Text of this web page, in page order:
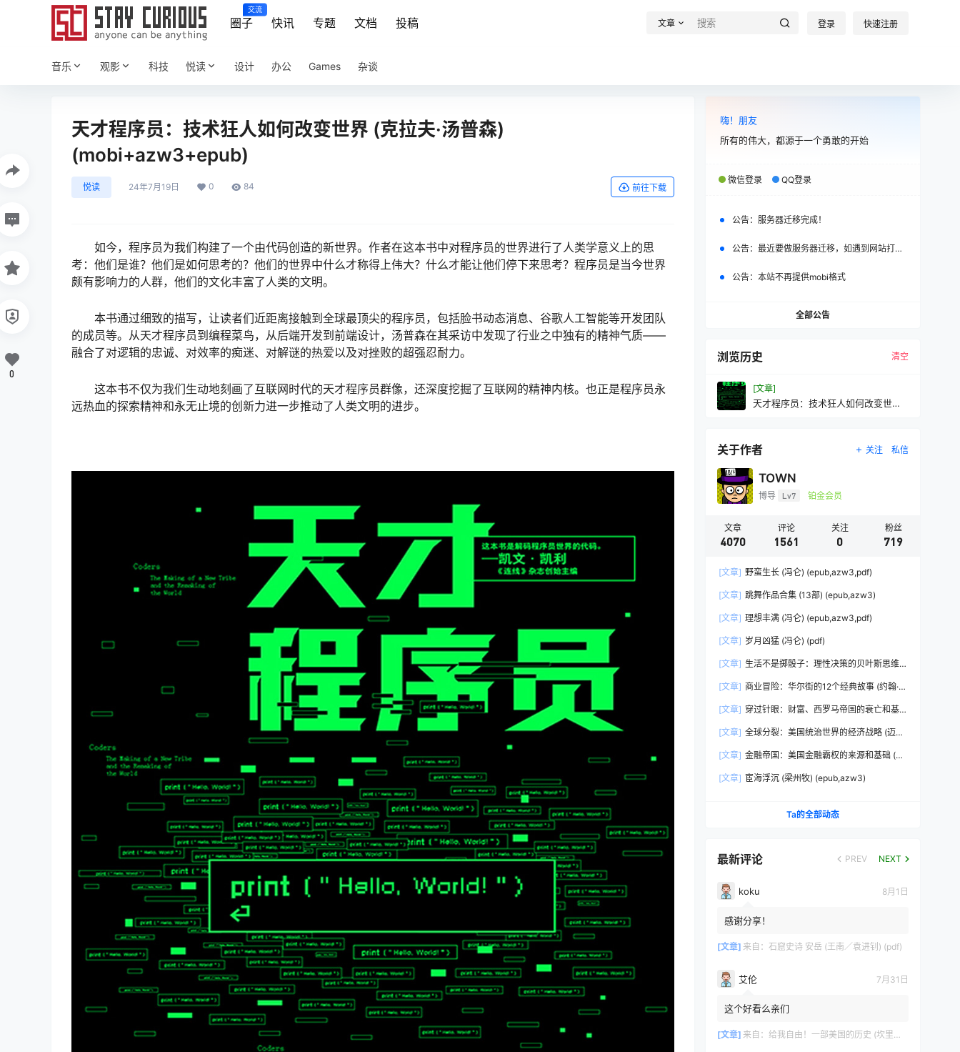
圈子
交流
快讯 专题 文档 投稿 文章 登录 快速注册
音乐 观影 科技 悦读 设计 办公 Games 杂谈
天才程序员：技术狂人如何改变世界 (克拉夫·汤普森)
(mobi+azw3+epub)
悦读 24年7月19日 0 84 前往下载
如今，程序员为我们构建了一个由代码创造的新世界。作者在这本书中对程序员的世界进行了人类学意义上的思
考：他们是谁？他们是如何思考的？他们的世界中什么才称得上伟大？什么才能让他们停下来思考？程序员是当今世界
颇有影响力的人群，他们的文化丰富了人类的文明。
本书通过细致的描写，让读者们近距离接触到全球最顶尖的程序员，包括脸书动态消息、谷歌人工智能等开发团队
的成员等。从天才程序员到编程菜鸟，从后端开发到前端设计，汤普森在其采访中发现了行业之中独有的精神气质——
融合了对逻辑的忠诚、对效率的痴迷、对解谜的热爱以及对挫败的超强忍耐力。
这本书不仅为我们生动地刻画了互联网时代的天才程序员群像，还深度挖掘了互联网的精神内核。也正是程序员永
远热血的探索精神和永无止境的创新力进一步推动了人类文明的进步。
0
嗨！朋友
所有的伟大，都源于一个勇敢的开始
微信登录 QQ登录
公告： 服务器迁移完成！
公告： 最近要做服务器迁移，如遇到网站打不开，请改日再试。
公告： 本站不再提供mobi格式
全部公告
浏览历史 清空
[文章]
天才程序员：技术狂人如何改变世界
关于作者 关注 私信
TOWN
博导 Lv7 铂金会员
文章
4070
评论
1561
关注
0
粉丝
719
[文章] 野蛮生长 (冯仑) (epub,azw3,pdf)
[文章] 跳舞作品合集 (13部) (epub,azw3)
[文章] 理想丰满 (冯仑) (epub,azw3,pdf)
[文章] 岁月凶猛 (冯仑) (pdf)
[文章] 生活不是掷骰子：理性决策的贝叶斯思维
[文章] 商业冒险：华尔街的12个经典故事 (约翰·布
[文章] 穿过针眼：财富、西罗马帝国的衰亡和基
(epub,azw3,pdf)
[文章] 全球分裂：美国统治世界的经济战略 (迈克
[文章] 金融帝国：美国金融霸权的来源和基础 (迈
[文章] 宦海浮沉 (梁州牧) (epub,azw3)
Ta的全部动态
最新评论 PREV NEXT
koku 8月1日
感谢分享！
[文章] 来自： 石窟史诗 安岳 (王南／袁进钊) (pdf)
艾伦 7月31日
这个好看么亲们
[文章] 来自： 给我自由！一部美国的历史 (坎里克·方纳／埃里克·方纳) (mobi+azw3+epub)